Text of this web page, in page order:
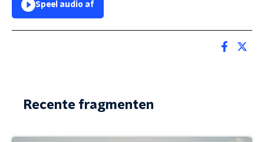
Speel audio af
Recente fragmenten